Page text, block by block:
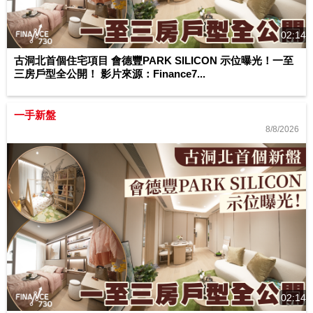
02:14
古洞北首個住宅項目 會德豐PARK SILICON 示位曝光！一至
三房戶型全公開！ 影片來源：Finance7...
一手新盤
8/8/2026
02:14